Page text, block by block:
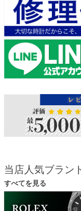
当店人気ブラン
すべてを見る